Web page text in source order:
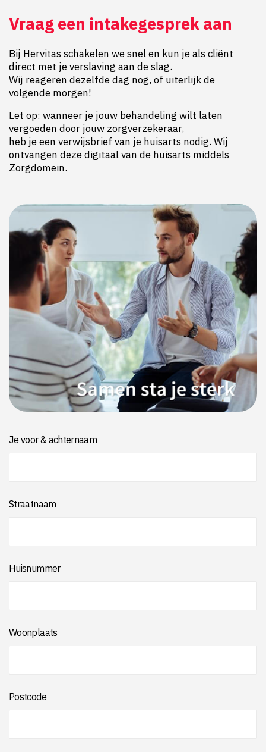
Vraag een intakegesprek aan
Bij Hervitas schakelen we snel en kun je als cliënt
direct met je verslaving aan de slag.
Wij reageren dezelfde dag nog, of uiterlijk de
volgende morgen!
Let op: wanneer je jouw behandeling wilt laten
vergoeden door jouw zorgverzekeraar,
heb je een verwijsbrief van je huisarts nodig. Wij
ontvangen deze digitaal van de huisarts middels
Zorgdomein.
Je voor & achternaam
Straatnaam
Huisnummer
Woonplaats
Postcode